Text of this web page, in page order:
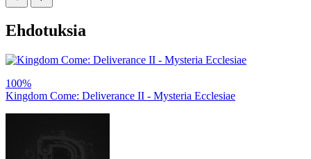
Ehdotuksia
100%
Kingdom Come: Deliverance II - Mysteria Ecclesiae